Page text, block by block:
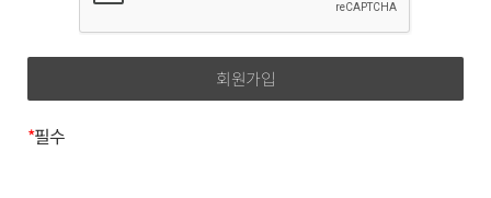
2. 제1항의 용어를 제외한 용어의 정의는 거래 관행 및 관계
수집하지 않습니다.
2. 수집하는 개인정보의 항목
*필수